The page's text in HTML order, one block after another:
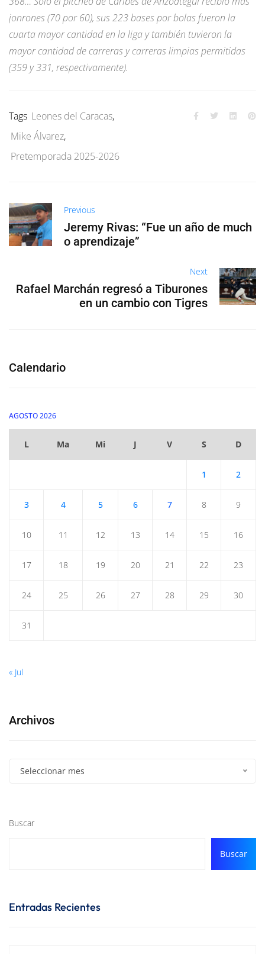
jonrones (70 por 60), sus 223 bases por bolas fueron la
cuarta mayor cantidad en la liga y también tuvieron la
mayor cantidad de carreras y carreras limpias permitidas
(359 y 331, respectivamente).
Tags Leones del Caracas,
Mike Álvarez,
Pretemporada 2025-2026
Previous
Jeremy Rivas: “Fue un año de much
o aprendizaje”
Next
Rafael Marchán regresó a Tiburones
en un cambio con Tigres
Calendario
AGOSTO 2026
L Ma Mi J V S D
1 2
3 4 5 6 7 8 9
10 11 12 13 14 15 16
17 18 19 20 21 22 23
24 25 26 27 28 29 30
31
« Jul
Archivos
Seleccionar mes
Buscar
Buscar
Entradas Recientes